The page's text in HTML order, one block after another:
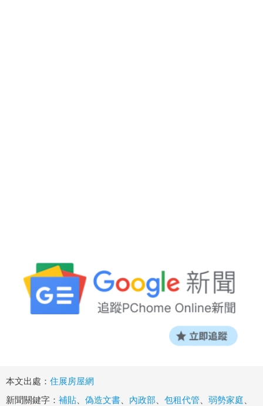
本文出處： 住展房屋網
新聞關鍵字： 補貼 偽造文書 內政部 包租代管 弱勢家庭